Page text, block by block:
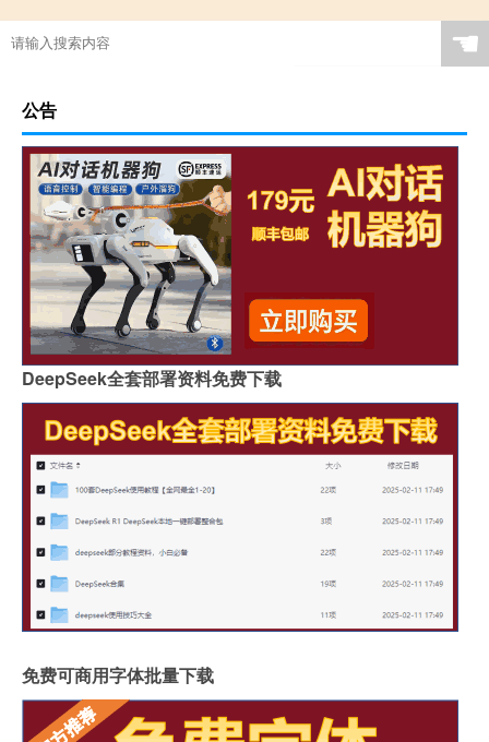
☚
公告
DeepSeek全套部署资料免费下载
免费可商用字体批量下载